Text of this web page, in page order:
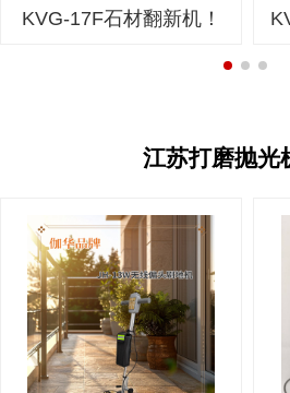
KVG-17F石材翻新机！
江苏打磨抛光